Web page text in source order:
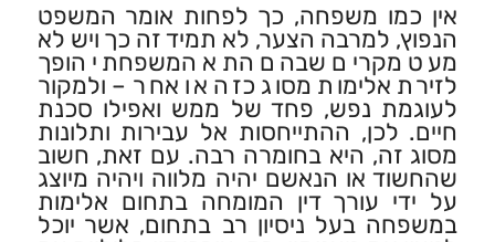
אין כמו משפחה, כך לפחות אומר המשפט
הנפוץ, למרבה הצער, לא תמיד זה כך ויש לא
מעט מקרים שבהם התא המשפחתי הופך
לזירת אלימות מסוג כזה או אחר – ולמקור
לעוגמת נפש, פחד של ממש ואפילו סכנת
חיים. לכן, ההתייחסות אל עבירות ותלונות
מסוג זה, היא בחומרה רבה. עם זאת, חשוב
שהחשוד או הנאשם יהיה מלווה ויהיה מיוצג
על ידי עורך דין המומחה בתחום אלימות
במשפחה בעל ניסיון רב בתחום, אשר יוכל